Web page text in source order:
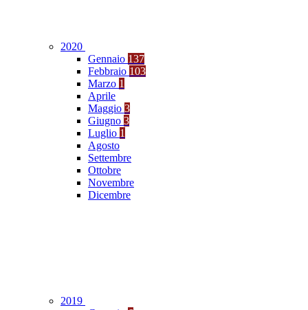
2020
Gennaio 137
Febbraio 103
Marzo 1
Aprile
Maggio 3
Giugno 3
Luglio 1
Agosto
Settembre
Ottobre
Novembre
Dicembre
2019